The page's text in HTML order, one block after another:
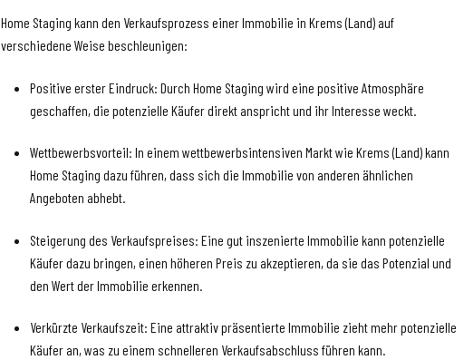
Home Staging kann den Verkaufsprozess einer Immobilie in Krems (Land) auf
verschiedene Weise beschleunigen:
Positive erster Eindruck: Durch Home Staging wird eine positive Atmosphäre
geschaffen, die potenzielle Käufer direkt anspricht und ihr Interesse weckt.
Wettbewerbsvorteil: In einem wettbewerbsintensiven Markt wie Krems (Land) kann
Home Staging dazu führen, dass sich die Immobilie von anderen ähnlichen
Angeboten abhebt.
Steigerung des Verkaufspreises: Eine gut inszenierte Immobilie kann potenzielle
Käufer dazu bringen, einen höheren Preis zu akzeptieren, da sie das Potenzial und
den Wert der Immobilie erkennen.
Verkürzte Verkaufszeit: Eine attraktiv präsentierte Immobilie zieht mehr potenzielle
Käufer an, was zu einem schnelleren Verkaufsabschluss führen kann.